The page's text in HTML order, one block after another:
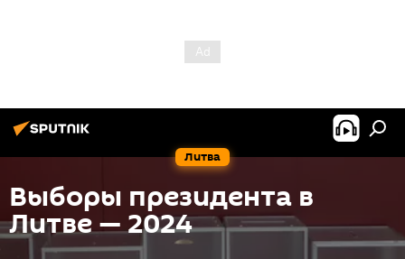
Литва
Выборы президента в
Литве — 2024